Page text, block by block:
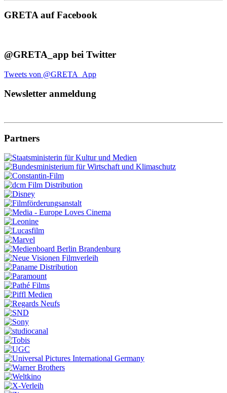
GRETA auf Facebook
@GRETA_app bei Twitter
Tweets von @GRETA_App
Newsletter anmeldung
Partners